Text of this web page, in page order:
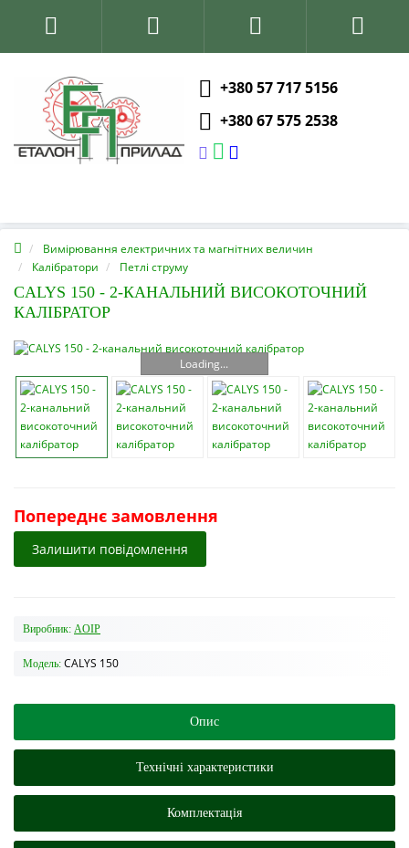
+380 57 717 5156
+380 67 575 2538
Вимірювання електричних та магнітних величин
Калібратори
Петлі струму
CALYS 150 - 2-КАНАЛЬНИЙ ВИСОКОТОЧНИЙ
КАЛІБРАТОР
Loading...
Попереднє замовлення
Залишити повідомлення
Виробник: AOIP
Модель: CALYS 150
Опис
Технічні характеристики
Комплектація